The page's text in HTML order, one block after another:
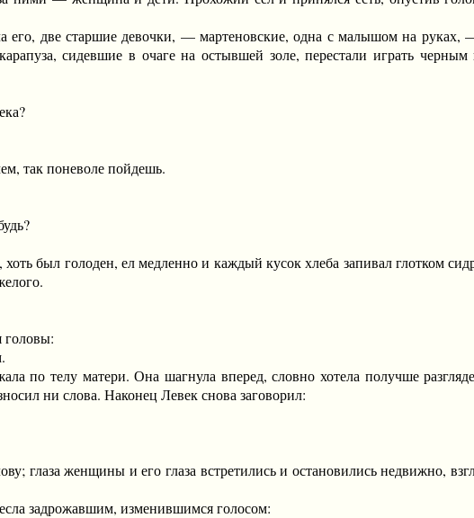
его, две старшие девочки, — мартеновские, одна с малышом на
сидевшие в очаге на остывшей золе, перестали играть
так поневоле пойдешь.
был голоден, ел медленно и каждый кусок хлеба запивал глотком
по телу матери. Она шагнула вперед, словно хотела получше
ни слова. Наконец Левек снова заговорил:
глаза женщины и его глаза встретились и остановились недвижно,
задрожавшим, изменившимся голосом: